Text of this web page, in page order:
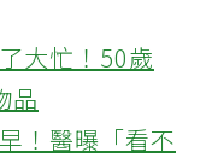
大忙！50歲
品
！醫曝「看不